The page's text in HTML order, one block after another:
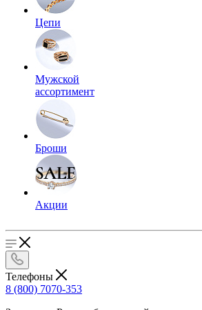
Цепи
Мужской
ассортимент
Броши
Акции
Телефоны
8 (800) 7070-353